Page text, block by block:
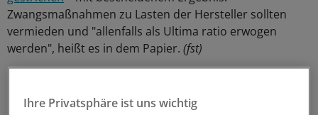
Zwangsmaßnahmen zu Lasten der Hersteller sollten
vermieden und "allenfalls als Ultima ratio erwogen
werden", heißt es in dem Papier. (fst)
Ihre Privatsphäre ist uns wichtig